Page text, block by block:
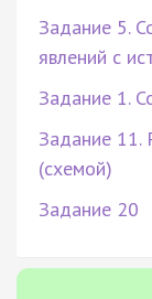
Задание 5.
явлений с
Задание 1.
Задание 11.
(схемой)
Задание 20